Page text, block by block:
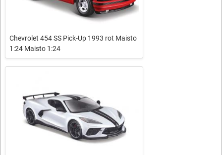
Chevrolet 454 SS Pick-Up 1993 rot Maisto
1:24 Maisto 1:24